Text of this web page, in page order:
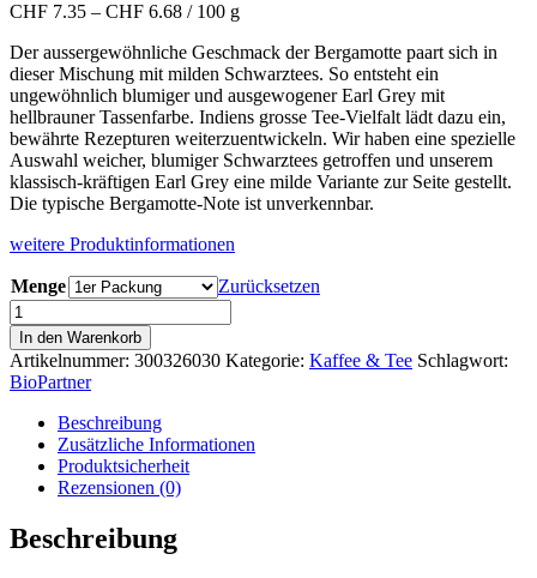
CHF 7.35 – CHF 6.68 / 100 g
Der aussergewöhnliche Geschmack der Bergamotte paart sich in
dieser Mischung mit milden Schwarztees. So entsteht ein
ungewöhnlich blumiger und ausgewogener Earl Grey mit
hellbrauner Tassenfarbe. Indiens grosse Tee-Vielfalt lädt dazu ein,
bewährte Rezepturen weiterzuentwickeln. Wir haben eine spezielle
Auswahl weicher, blumiger Schwarztees getroffen und unserem
klassisch-kräftigen Earl Grey eine milde Variante zur Seite gestellt.
Die typische Bergamotte-Note ist unverkennbar.
weitere Produktinformationen
Menge
Zurücksetzen
Lebensbaum
Earl
Grey
Mild,
Schwarztee,
Menge
In den Warenkorb
Artikelnummer: 300326030 Kategorie: Kaffee & Tee Schlagwort:
BioPartner
Beschreibung
Zusätzliche Informationen
Produktsicherheit
Rezensionen (0)
Beschreibung